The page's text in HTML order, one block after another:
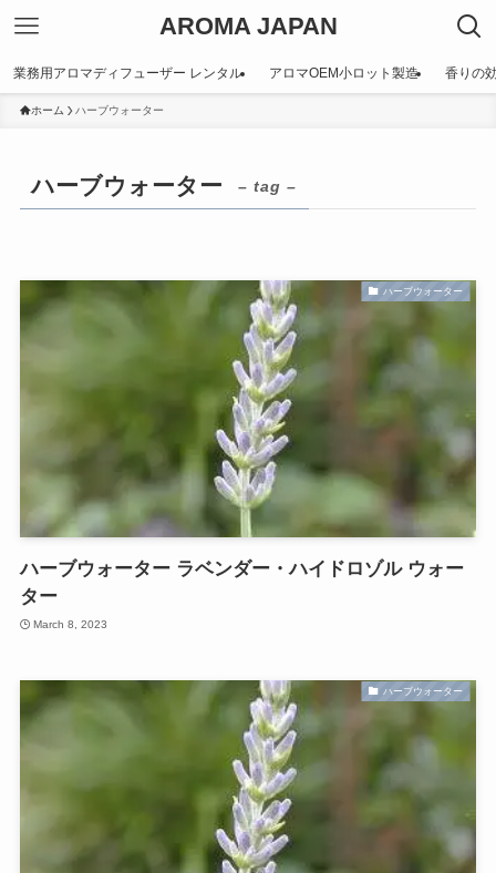
AROMA JAPAN
業務用アロマディフューザー レンタル アロマOEM小ロット製造 香りの
ホーム ハーブウォーター
ハーブウォーター – tag –
ハーブウォーター
ハーブウォーター ラベンダー・ハイドロゾル ウォー
ター
March 8, 2023
ハーブウォーター